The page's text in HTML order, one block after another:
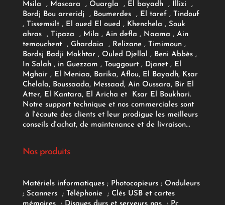
Msila , Mascara , Ouargla , El bayadh , Illizi ,
Bordj Bou arreridj , Boumerdes , El taref , Tindouf
, Tissemsilt , El oued El oued , Khenchela , Souk
ahras , Tipaza , Mila , Ain defla , Naama , Ain
temouchent , Ghardaia , Relizane , Timimoun ,
Bordsj Badji Mokhtar , Ouled Djellal , Beni Abbès ,
In Salah , in Guezzam , Touggourt , Djanet , El
Mghair , El Meniaa, Barika, Aflou, El Bayadh, Ksar
Chelala, Boussaada, Messaad, Ain Oussara, Bir El
Atter, El Kantara, El Aricha et Ksar El Boukhari.
Notre support technique et nos commerciales sont
à l'écoute des clients et leur prodigue les meilleurs
conseils d'achat, de maintenance et de livraison...
Nos produits
Matériels informatiques; Photocopieurs; Onduleurs
; Scanners ; Téléphonie ; Clés USB et cartes